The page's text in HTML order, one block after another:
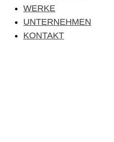
WERKE
UNTERNEHMEN
KONTAKT